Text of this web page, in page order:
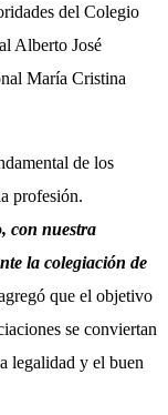
del Colegio
Alberto José
María Cristina
de los
profesión.
con nuestra
la colegiación de
que el objetivo
se conviertan
legalidad y el buen